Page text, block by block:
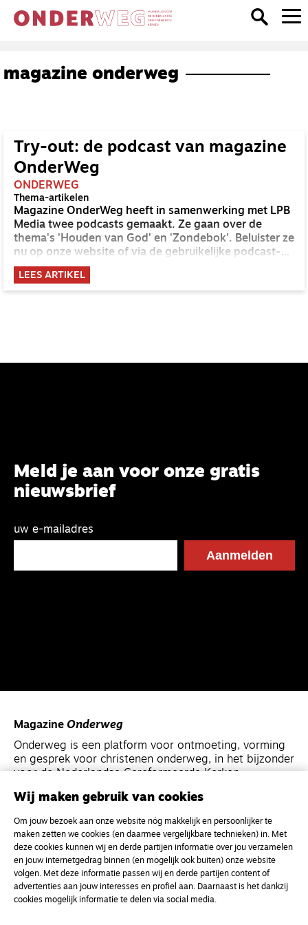
magazine onderweg
Try-out: de podcast van magazine
OnderWeg
ONDERWEG
Thema-artikelen
Magazine OnderWeg heeft in samenwerking met LPB
Media twee podcasts gemaakt. Ze gaan over de
thema's 'Houden van God' en 'Zondebok'. Beluister ze
nu op onze website of via de gebruikelijke podcast-
apps.
LEES ARTIKEL
Meld je aan voor onze gratis
nieuwsbrief
uw e-mailadres
Magazine Onderweg
Onderweg is een platform voor ontmoeting, vorming
en gesprek voor christenen onderweg, in het bijzonder
voor de Nederlandse Gereformeerde Kerken.
Kvk-nummer 33277063
NL46 INGB 0117 5827 86
info@onderwegonline.nl
Wij maken gebruik van cookies
Om jouw bezoek aan onze website nóg makkelijk en persoonlijker te
maken zetten we cookies (en daarmee vergelijkbare technieken) in. Met
deze cookies kunnen wij en derde partijen informatie over jou verzamelen
en jouw internetgedrag binnen (en mogelijk ook buiten) onze website
volgen. Met deze informatie passen wij en derde partijen content of
advertenties aan jouw interesses en profiel aan. Daarnaast is het dankzij
cookies mogelijk informatie te delen via social media.